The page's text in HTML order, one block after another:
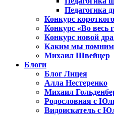
Педагогика
Конкурс
Конкурс «Во весь
Конкурс новой
Каким мы помним
Михаил Швейцер
Блоги
Блог Лицея
Алла Нестеренко
Михаил
Родословная с
Видоискатель с